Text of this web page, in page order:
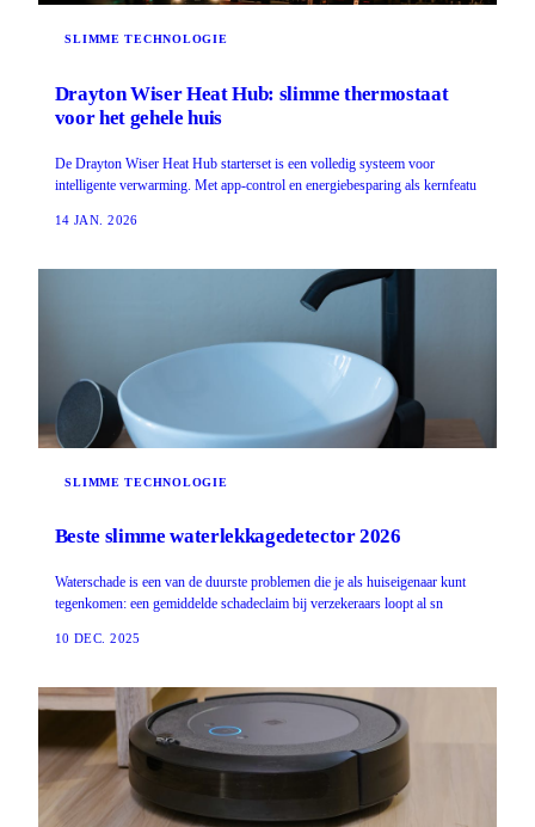
SLIMME TECHNOLOGIE
Drayton Wiser Heat Hub: slimme thermostaat
voor het gehele huis
De Drayton Wiser Heat Hub starterset is een volledig systeem voor
intelligente verwarming. Met app-control en energiebesparing als kernfeatu
14 JAN. 2026
SLIMME TECHNOLOGIE
Beste slimme waterlekkagedetector 2026
Waterschade is een van de duurste problemen die je als huiseigenaar kunt
tegenkomen: een gemiddelde schadeclaim bij verzekeraars loopt al sn
10 DEC. 2025